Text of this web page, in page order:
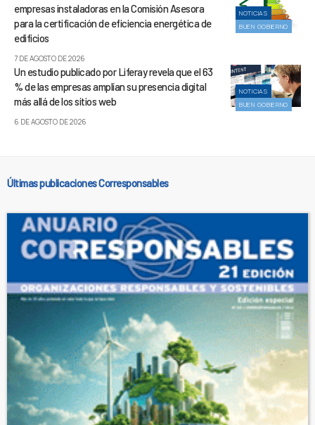
NOTICIAS
BUEN GOBIERNO
empresas instaladoras en la Comisión Asesora
para la certificación de eficiencia energética de
edificios
7 DE AGOSTO DE 2026
NOTICIAS
BUEN GOBIERNO
Un estudio publicado por Liferay revela que el 63
% de las empresas amplían su presencia digital
más allá de los sitios web
6 DE AGOSTO DE 2026
Últimas publicaciones Corresponsables